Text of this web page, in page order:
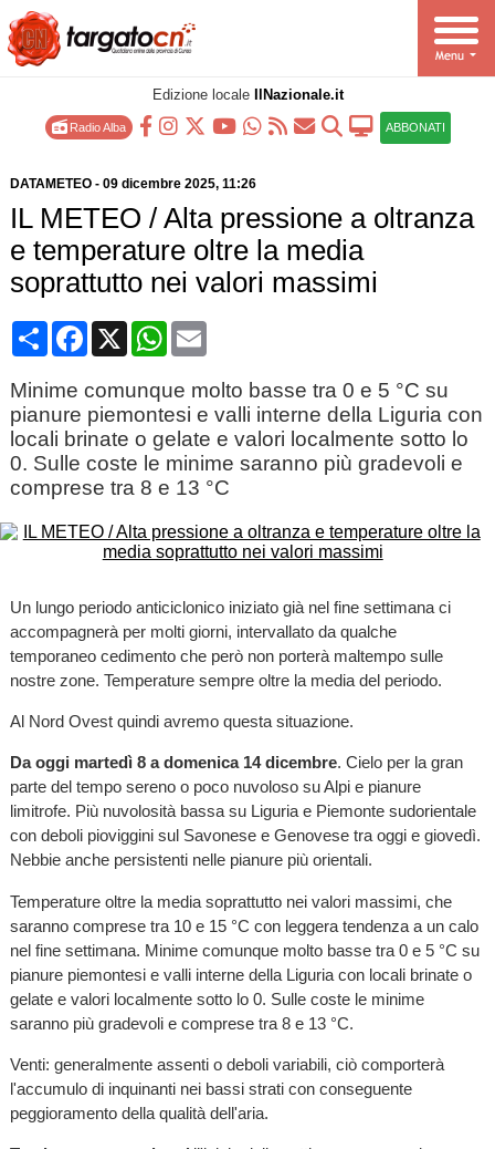
Edizione locale IlNazionale.it
Radio Alba ABBONATI
DATAMETEO- 09 dicembre 2025, 11:26
IL METEO / Alta pressione a oltranza
e temperature oltre la media
soprattutto nei valori massimi
CondividiFacebook
X WhatsApp
Email
Minime comunque molto basse tra 0 e 5 °C su
pianure piemontesi e valli interne della Liguria con
locali brinate o gelate e valori localmente sotto lo
0. Sulle coste le minime saranno più gradevoli e
comprese tra 8 e 13 °C
Un lungo periodo anticiclonico iniziato già nel fine settimana ci
accompagnerà per molti giorni, intervallato da qualche
temporaneo cedimento che però non porterà maltempo sulle
nostre zone. Temperature sempre oltre la media del periodo.
Al Nord Ovest quindi avremo questa situazione.
Da oggi martedì 8 a domenica 14 dicembre. Cielo per la gran
parte del tempo sereno o poco nuvoloso su Alpi e pianure
limitrofe. Più nuvolosità bassa su Liguria e Piemonte sudorientale
con deboli pioviggini sul Savonese e Genovese tra oggi e giovedì.
Nebbie anche persistenti nelle pianure più orientali.
Temperature oltre la media soprattutto nei valori massimi, che
saranno comprese tra 10 e 15 °C con leggera tendenza a un calo
nel fine settimana. Minime comunque molto basse tra 0 e 5 °C su
pianure piemontesi e valli interne della Liguria con locali brinate o
gelate e valori localmente sotto lo 0. Sulle coste le minime
saranno più gradevoli e comprese tra 8 e 13 °C.
Venti: generalmente assenti o deboli variabili, ciò comporterà
l'accumulo di inquinanti nei bassi strati con conseguente
peggioramento della qualità dell'aria.